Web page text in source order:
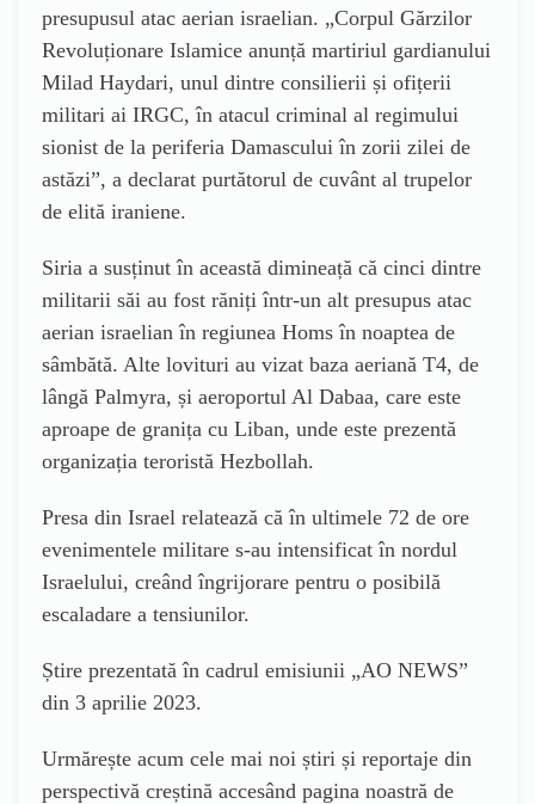
presupusul atac aerian israelian. „Corpul Gărzilor
Revoluționare Islamice anunță martiriul gardianului
Milad Haydari, unul dintre consilierii și ofițerii
militari ai IRGC, în atacul criminal al regimului
sionist de la periferia Damascului în zorii zilei de
astăzi”, a declarat purtătorul de cuvânt al trupelor
de elită iraniene.
Siria a susținut în această dimineață că cinci dintre
militarii săi au fost răniți într-un alt presupus atac
aerian israelian în regiunea Homs în noaptea de
sâmbătă. Alte lovituri au vizat baza aeriană T4, de
lângă Palmyra, și aeroportul Al Dabaa, care este
aproape de granița cu Liban, unde este prezentă
organizația teroristă Hezbollah.
Presa din Israel relatează că în ultimele 72 de ore
evenimentele militare s-au intensificat în nordul
Israelului, creând îngrijorare pentru o posibilă
escaladare a tensiunilor.
Știre prezentată în cadrul emisiunii „AO NEWS”
din 3 aprilie 2023.
Urmărește acum cele mai noi știri și reportaje din
perspectivă creștină accesând pagina noastră de